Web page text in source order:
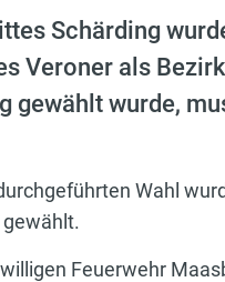
Schärding
Veroner als
gewählt wurde,
Wahl
Feuerwehr